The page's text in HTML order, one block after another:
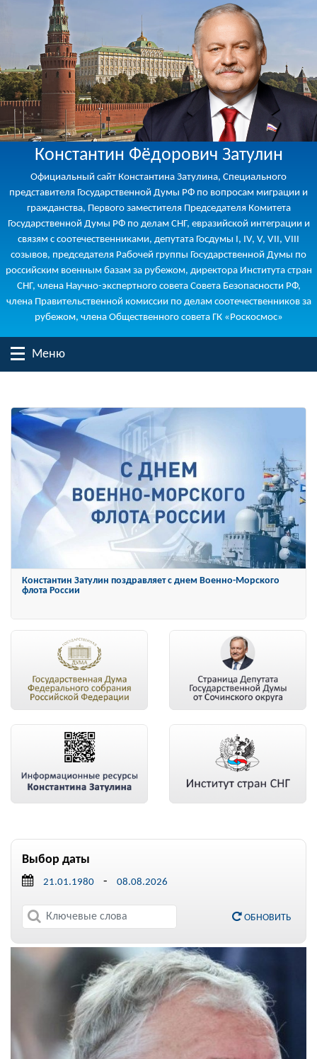
Константин Фёдорович Затулин
Официальный сайт Константина Затулина, Специального
представителя Государственной Думы РФ по вопросам миграции и
гражданства, Первого заместителя Председателя Комитета
Государственной Думы РФ по делам СНГ, евразийской интеграции и
связям с соотечественниками, депутата Госдумы I, IV, V, VII, VIII
созывов, председателя Рабочей группы Государственной Думы по
российским военным базам за рубежом, директора Института стран
СНГ, члена Научно-экспертного совета Совета Безопасности РФ,
члена Правительственной комиссии по делам соотечественников за
рубежом, члена Общественного совета ГК «Роскосмос»
Меню
Константин Затулин награжден Орденом «За заслуги перед
Отечеством» IV степени
Выбор даты
-
ОБНОВИТЬ